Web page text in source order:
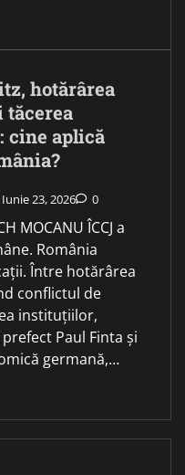
hotărârea
aplică
Iunie 23, 2026 0
MOCANU ÎCCJ a
România
Între hotărârea
conflictul de
instituțiilor,
Paul Finta și
germană,…